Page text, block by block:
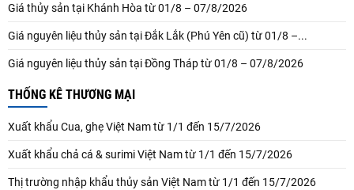
Giá thủy sản tại Khánh Hòa từ 01/8 – 07/8/2026
Giá nguyên liệu thủy sản tại Đắk Lắk (Phú Yên cũ) từ 01/8 –...
Giá nguyên liệu thủy sản tại Đồng Tháp từ 01/8 – 07/8/2026
THỐNG KÊ THƯƠNG MẠI
Xuất khẩu Cua, ghẹ Việt Nam từ 1/1 đến 15/7/2026
Xuất khẩu chả cá & surimi Việt Nam từ 1/1 đến 15/7/2026
Thị trường nhập khẩu thủy sản Việt Nam từ 1/1 đến 15/7/2026